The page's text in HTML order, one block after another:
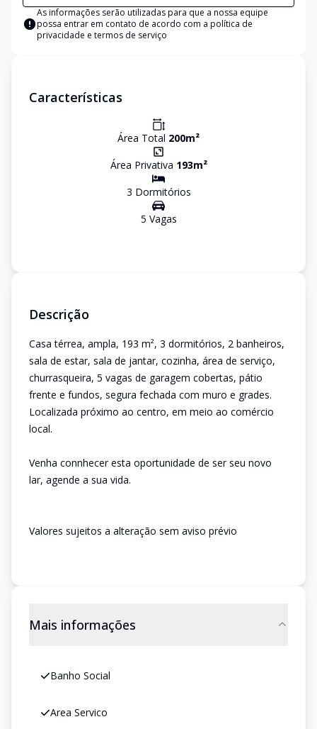
As informações serão utilizadas para que a nossa equipe
possa entrar em contato de acordo com a política de
privacidade e termos de serviço
Características
Área Total 200m²
Área Privativa 193m²
3 Dormitórios
5 Vagas
Descrição
Casa térrea, ampla, 193 m², 3 dormitórios, 2 banheiros,
sala de estar, sala de jantar, cozinha, área de serviço,
churrasqueira, 5 vagas de garagem cobertas, pátio
frente e fundos, segura fechada com muro e grades.
Localizada próximo ao centro, em meio ao comércio
local.
Venha connhecer esta oportunidade de ser seu novo
lar, agende a sua vida.
Valores sujeitos a alteração sem aviso prévio
Mais informações
Banho Social
Area Servico